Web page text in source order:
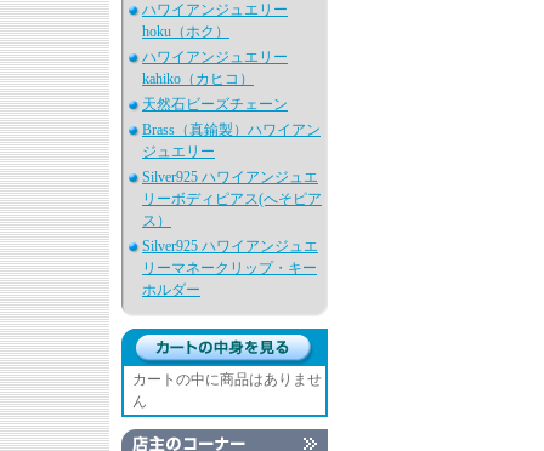
ハワイアンジュエリー
hoku（ホク）
ハワイアンジュエリー
kahiko（カヒコ）
天然石ビーズチェーン
Brass（真鍮製）ハワイアン
ジュエリー
Silver925 ハワイアンジュエ
リーボディピアス(へそピア
ス）
Silver925 ハワイアンジュエ
リーマネークリップ・キー
ホルダー
カートの中に商品はありませ
ん